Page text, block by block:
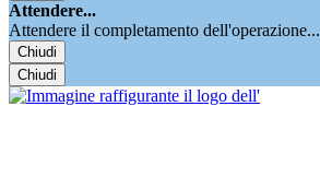
Attendere...
Attendere il completamento dell'operazione...
Chiudi
Chiudi